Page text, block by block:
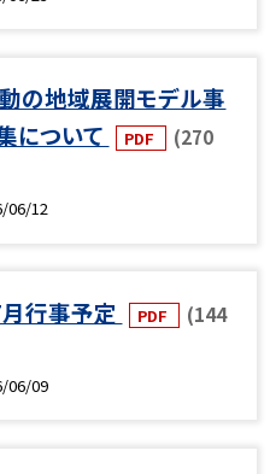
の地域展開モデル事
について
PDF
(270
06/12
行事予定 PDF
(144
06/09